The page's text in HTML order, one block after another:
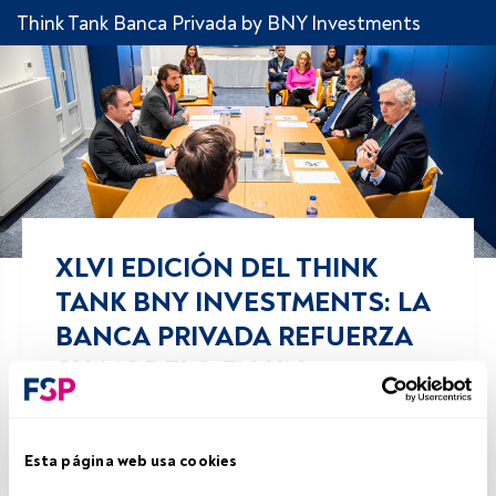
Esta página web usa cookies
Think Tank Banca Privada by BNY Investments
XLVI EDICIÓN DEL THINK
TANK BNY INVESTMENTS: LA
BANCA PRIVADA REFUERZA
SU MODELO EN UN
ENTORNO DE CRECIMIENTO,
CAMBIO GENERACIONAL